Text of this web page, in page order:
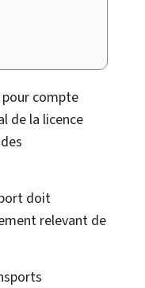
compte
de la licence
doit
relevant de